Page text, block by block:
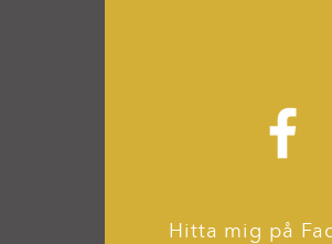
Hitta mig på